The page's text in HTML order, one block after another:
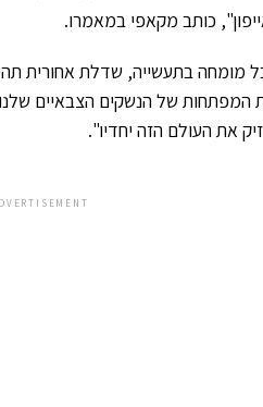
מומחה בתעשייה, שדלת אחורית
המפתחות של הנשקים הצבאיים
את העולם הזה יחדיו".